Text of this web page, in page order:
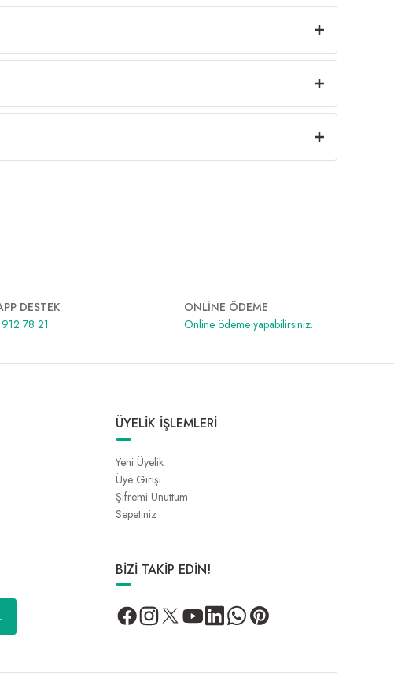
DESTEK
78 21
ONLİNE ÖDEME
Online ödeme yapabilirsiniz.
ÜYELİK İŞLEMLERİ
Yeni Üyelik
Üye Girişi
Şifremi Unuttum
Sepetiniz
BİZİ TAKİP EDİN!